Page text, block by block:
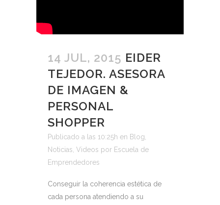
14 JUL, 2015 EIDER
TEJEDOR. ASESORA
DE IMAGEN &
PERSONAL
SHOPPER
Publicado a las 10:25h en Blog
Noticias Videos por Escuela de
Emprendedores
Conseguir la coherencia estética de
cada persona atendiendo a su